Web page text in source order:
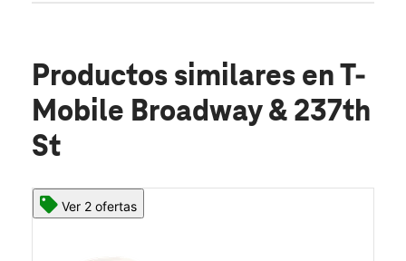
Productos similares en T-
Mobile Broadway & 237th
St
Ver 2 ofertas